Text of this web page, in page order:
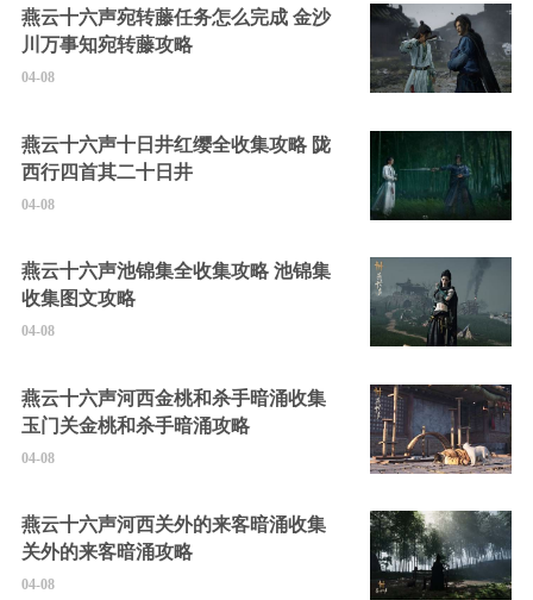
燕云十六声宛转藤任务怎么完成 金沙
川万事知宛转藤攻略
04-08
燕云十六声十日井红缨全收集攻略 陇
西行四首其二十日井
04-08
燕云十六声池锦集全收集攻略 池锦集
收集图文攻略
04-08
燕云十六声河西金桃和杀手暗涌收集
玉门关金桃和杀手暗涌攻略
04-08
燕云十六声河西关外的来客暗涌收集
关外的来客暗涌攻略
04-08